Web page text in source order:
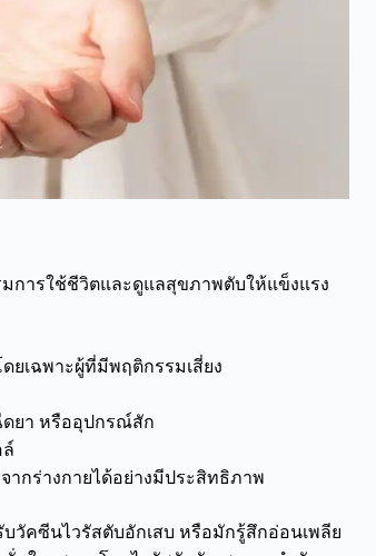
การใช้ชีวิตและดูแลสุขภาพตับให้แข็งแรง
ยเฉพาะผู้ที่มีพฤติกรรมเสี่ยง
ดยา หรืออุปกรณ์สัก
ากร่างกายได้อย่างมีประสิทธิภาพ
วัคซีนไวรัสตับอักเสบ หรือมักรู้สึกอ่อนเพลีย